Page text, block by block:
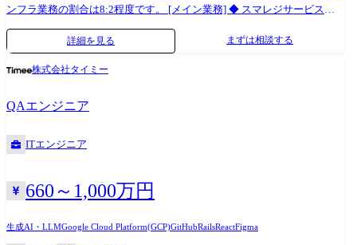
の他開発環境】 ・ハイエンドモデルのノートPCを支給(Mac/Windows) ・
モニタ2枚支給 ・Claude Code、Cursor有料プラン利用可能 ・ChatGPT有
料プラン利用可能 ・メンター制度
ンフラ業務の割合は8:2程度です。 [メイン業務] ◆ スマレジサービスイ
ンフラ ・サービスを安定供給するためのインフラ運用、改善計画の策
定・実装 ・サービスを安全供給するためのセキュリティ対策・計画の策
定・実装、PCI DSS運用 ・データセンター作業 ・パフォーマンス監視お
ルプデスク ・社内利用サービスのアカウント管理 ※従事すべき業務の変
更の範囲:会社の定める業務 ※本人の希望を考慮します 【技術スタッ
ク】 [AWS] ▼コンピューティング・コンテナ EC2 / Lambda /
ElastiCache / S3 ▼アプリケーション統合 EventBridge / StepFunctions /
SQS / SES ▼分析 Glue / Athena / Kinesis ▼セキュリティ WAF、KMS 【ミ
ドルウェア】 Nginx、Apache、php-fpm、Postfix、Fail2ban、Fluentbit
詳細を見る まずは相談する
株式会社タイミー
QAエンジニア
ITエンジニア
660～1,000万円
生成AI・LLMGoogle Cloud Platform(GCP)GitHubRailsReactFigma